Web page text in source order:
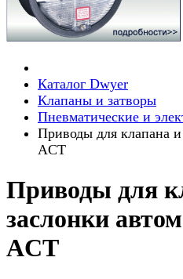
Каталог Dwyer
Клапаны и затворы
Пневматические и
Приводы для клапана
ACT
Приводы для
заслонки
ACT